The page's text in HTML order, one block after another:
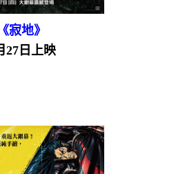
《寂地》
27日上映